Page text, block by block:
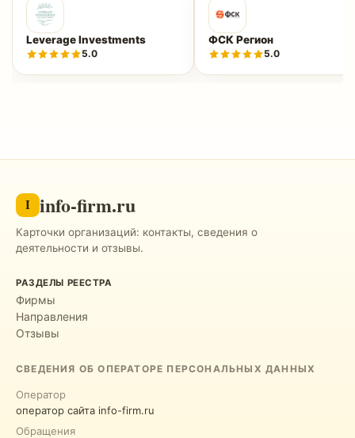
Leverage Investments
5.0
ФСК Регион
5.0
I info-firm.ru
Карточки организаций: контакты, сведения о
деятельности и отзывы.
РАЗДЕЛЫ РЕЕСТРА
Фирмы
Направления
Отзывы
СВЕДЕНИЯ ОБ ОПЕРАТОРЕ ПЕРСОНАЛЬНЫХ ДАННЫХ
Оператор
оператор сайта info-firm.ru
Обращения